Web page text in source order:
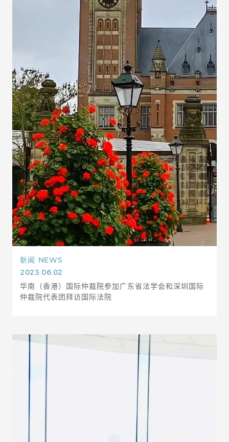
新闻 NEWS
2023.06.02
华南（香港）国际仲裁院参加广东省法学会和深圳国际
仲裁院代表团拜访国际法院